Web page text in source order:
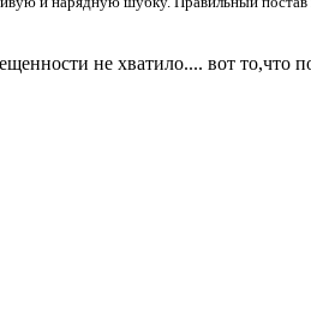
не хватило.... вот то,что